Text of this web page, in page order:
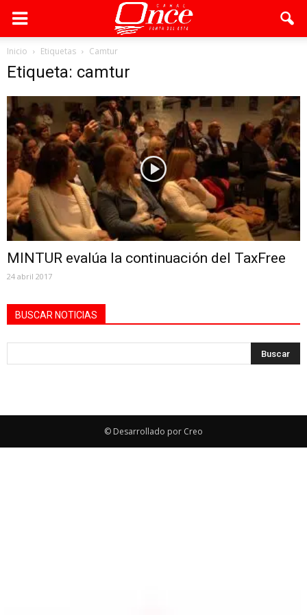
Inicio Etiquetas Camtur
Etiqueta: camtur
MINTUR evalúa la continuación del TaxFree
24 abril 2017
BUSCAR NOTICIAS
© Desarrollado por Creo